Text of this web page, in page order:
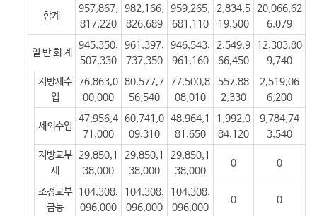
합계
957,867,
817,220
982,166,
826,689
959,265,
681,110
2,834,5
19,500
20,066,62
6,079
일 반 회 계
945,350,
507,330
961,397,
737,350
946,543,
961,160
2,549,9
66,450
12,303,80
9,740
지방세수
입
76,863,0
00,000
80,577,7
56,540
77,500,8
08,010
557,88
2,330
2,519,06
6,200
세외수입
47,956,4
71,000
60,741,0
09,310
48,964,1
81,650
1,992,0
84,120
9,784,74
3,540
지방교부
세
29,850,1
38,000
29,850,1
38,000
29,850,1
38,000
0 0
조정교부
금등
104,308,
096,000
104,308,
096,000
104,308,
096,000
0 0